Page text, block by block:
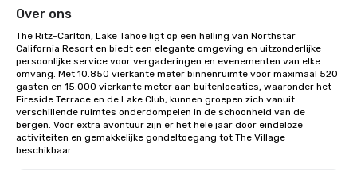
Over ons
The Ritz-Carlton, Lake Tahoe ligt op een helling van Northstar
California Resort en biedt een elegante omgeving en uitzonderlijke
persoonlijke service voor vergaderingen en evenementen van elke
omvang. Met 10.850 vierkante meter binnenruimte voor maximaal 520
gasten en 15.000 vierkante meter aan buitenlocaties, waaronder het
Fireside Terrace en de Lake Club, kunnen groepen zich vanuit
verschillende ruimtes onderdompelen in de schoonheid van de
bergen. Voor extra avontuur zijn er het hele jaar door eindeloze
activiteiten en gemakkelijke gondeltoegang tot The Village
beschikbaar.